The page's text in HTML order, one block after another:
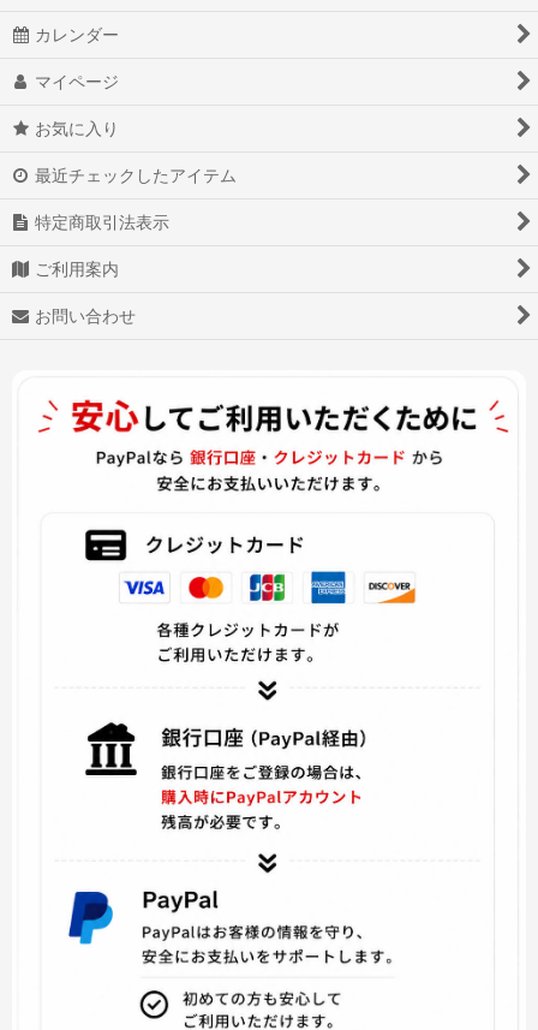
カレンダー
マイページ
お気に入り
最近チェックしたアイテム
特定商取引法表示
ご利用案内
お問い合わせ